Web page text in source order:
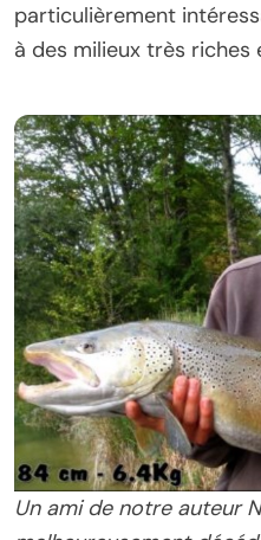
particulièrement
à des milieux très riches
Un ami de notre auteur